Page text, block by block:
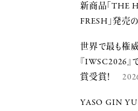
新商品「THE
FRESH」発売
世界で最も権
『IWSC2026
賞受賞！
YASO GIN